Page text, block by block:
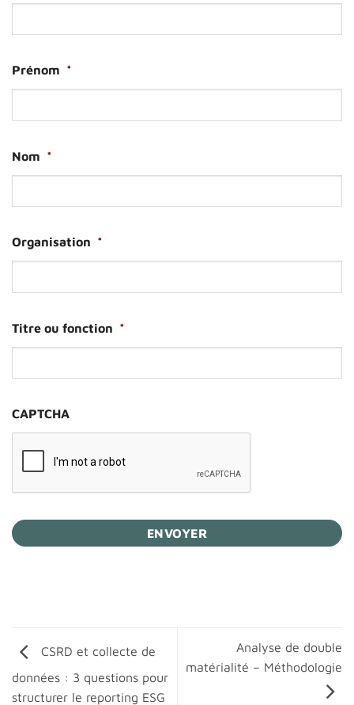
Prénom *
Nom *
Organisation *
Titre ou fonction *
CAPTCHA
CSRD et collecte de
données : 3 questions pour
structurer le reporting ESG
Analyse de double
matérialité – Méthodologie